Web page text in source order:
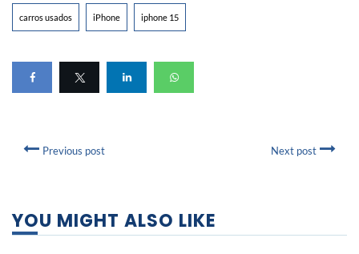
carros usados iPhone iphone 15
Previous post Next post
YOU MIGHT ALSO LIKE